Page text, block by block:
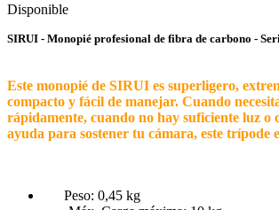
Disponible
SIRUI - Monopié profesional de fibra de carbono -
Este monopié de SIRUI es superligero,
compacto y fácil de manejar. Cuando
rápidamente, cuando no hay suficiente luz o
ayuda para sostener tu cámara, este trípode
Peso: 0,45 kg